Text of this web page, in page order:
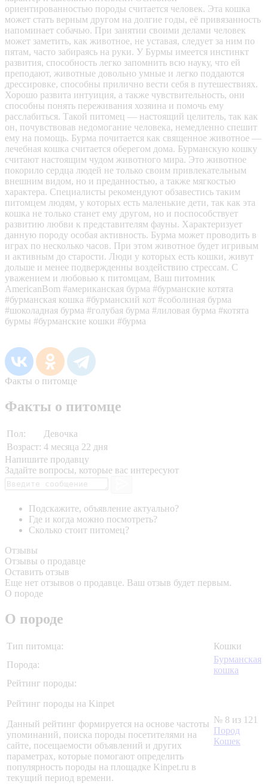
ориентированностью породы считается человек. Эта кошка
может стать верным другом на долгие годы, её привязанность
напоминает собачью. При занятии своими делами человек
может заметить, как животное, не уставая, следует за ним по
пятам, часто забираясь на руки. У Бурмы имеется инстинкт
развития, способность легко запомнить всю науку, что ей
преподают, животные довольно умные и легко поддаются
дрессировке, способны прилично вести себя в путешествиях.
Хорошо развита интуиция, а также чувствительность, они
способны понять переживания хозяина и помочь ему
расслабиться. Такой питомец — настоящий целитель, так как
он, почувствовав недомогание человека, немедленно спешит
ему на помощь. Бурма почитается как священное животное —
лечебная кошка считается оберегом дома. Бурманскую кошку
считают настоящим чудом животного мира. Это животное
покорило сердца людей не только своим привлекательным
внешним видом, но и преданностью, а также мягкостью
характера. Специалисты рекомендуют обзавестись таким
питомцем людям, у которых есть маленькие дети, так как эта
кошка не только станет ему другом, но и поспособствует
развитию любви к представителям фауны. Характеризует
данную породу особая активность. Бурма может проводить в
играх по несколько часов. При этом животное будет игривым
и активным до старости. Люди у которых есть кошки, живут
дольше и менее подвержденны воздействию стрессам. С
уважением и любовью к питомцам, Ваш питомник
AmericanBom #американская бурма #бурманские котята
#бурманская кошка #бурманский кот #соболиная бурма
#шоколадная бурма #голубая бурма #лиловая бурма #котята
бурмы #бурманские кошки #бурма
Факты о питомце
Факты о питомце
Пол:
Девочка
Возраст: 4 месяца 22 дня
Напишите продавцу
Задайте вопросы, которые вас интересуют
Подскажите, объявление актуально?
Где и когда можно посмотреть?
Сколько стоит питомец?
Отзывы
Отзывы о продавце
Оставить отзыв
Еще нет отзывов о продавце. Ваш отзыв будет первым.
О породе
О породе
Тип питомца:
Кошки
Порода:
Бурманская
кошка
Рейтинг породы:
Рейтинг породы на Kinpet
Данный рейтинг формируется на основе частоты
упоминаний, поиска породы посетителями на
сайте, посещаемости объявлений и других
параметрах, которые помогают определить
популярность породы на площадке Kinpet.ru в
текущий период времени.
№ 8 из 121
Пород
Кошек